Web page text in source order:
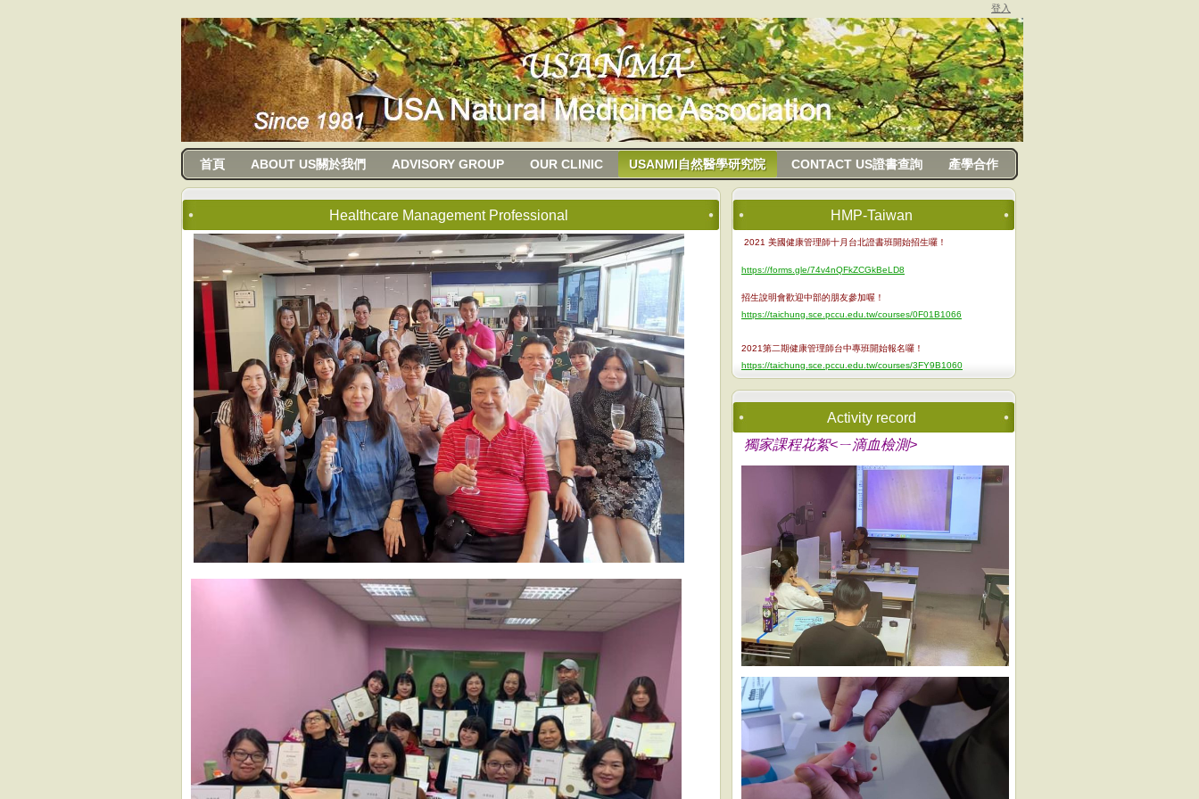
登入
usanma
首頁 ABOUT US關於我們 ADVISORY GROUP OUR CLINIC USANMI自然醫學研究院 CONTACT US證書查詢 產學合作
Healthcare Management Professional HMP-Taiwan
2021 美國健康管理師十月台北證書班開始招生囉！
https://forms.gle/74v4nQFkZCGkBeLD8
招生說明會歡迎中部的朋友參加喔！
https://taichung.sce.pccu.edu.tw/courses/0F01B1066
2021第二期健康管理師台中專班開始報名囉！
https://taichung.sce.pccu.edu.tw/courses/3FY9B1060
Activity record
獨家課程花絮<ㄧ滴血檢測>